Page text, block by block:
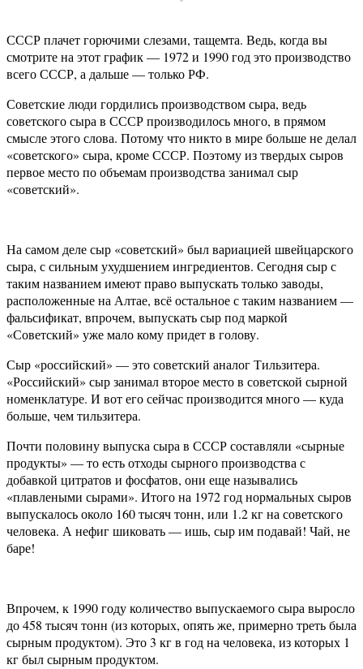
СССР плачет горючими слезами, тащемта. Ведь, когда вы
смотрите на этот график — 1972 и 1990 год это производство
всего СССР, а дальше — только РФ.
Советские люди гордились производством сыра, ведь
советского сыра в СССР производилось много, в прямом
смысле этого слова. Потому что никто в мире больше не делал
«советского» сыра, кроме СССР. Поэтому из твердых сыров
первое место по объемам производства занимал сыр
«советский».
На самом деле сыр «советский» был вариацией швейцарского
сыра, с сильным ухудшением ингредиентов. Сегодня сыр с
таким названием имеют право выпускать только заводы,
расположенные на Алтае, всё остальное с таким названием —
фальсификат, впрочем, выпускать сыр под маркой
«Советский» уже мало кому придет в голову.
Сыр «российский» — это советский аналог Тильзитера.
«Российский» сыр занимал второе место в советской сырной
номенклатуре. И вот его сейчас производится много — куда
больше, чем тильзитера.
Почти половину выпуска сыра в СССР составляли «сырные
продукты» — то есть отходы сырного производства с
добавкой цитратов и фосфатов, они еще назывались
«плавлеными сырами». Итого на 1972 год нормальных сыров
выпускалось около 160 тысяч тонн, или 1.2 кг на советского
человека. А нефиг шиковать — ишь, сыр им подавай! Чай, не
баре!
Впрочем, к 1990 году количество выпускаемого сыра выросло
до 458 тысяч тонн (из которых, опять же, примерно треть была
сырным продуктом). Это 3 кг в год на человека, из которых 1
кг был сырным продуктом.